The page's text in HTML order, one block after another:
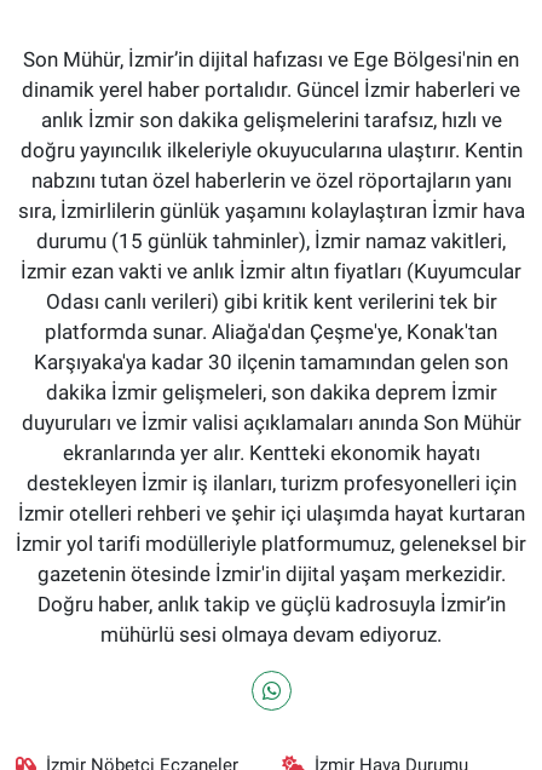
Son Mühür, İzmir’in dijital hafızası ve Ege Bölgesi'nin en
dinamik yerel haber portalıdır. Güncel İzmir haberleri ve
anlık İzmir son dakika gelişmelerini tarafsız, hızlı ve
doğru yayıncılık ilkeleriyle okuyucularına ulaştırır. Kentin
nabzını tutan özel haberlerin ve özel röportajların yanı
sıra, İzmirlilerin günlük yaşamını kolaylaştıran İzmir hava
durumu (15 günlük tahminler), İzmir namaz vakitleri,
İzmir ezan vakti ve anlık İzmir altın fiyatları (Kuyumcular
Odası canlı verileri) gibi kritik kent verilerini tek bir
platformda sunar. Aliağa'dan Çeşme'ye, Konak'tan
Karşıyaka'ya kadar 30 ilçenin tamamından gelen son
dakika İzmir gelişmeleri, son dakika deprem İzmir
duyuruları ve İzmir valisi açıklamaları anında Son Mühür
ekranlarında yer alır. Kentteki ekonomik hayatı
destekleyen İzmir iş ilanları, turizm profesyonelleri için
İzmir otelleri rehberi ve şehir içi ulaşımda hayat kurtaran
İzmir yol tarifi modülleriyle platformumuz, geleneksel bir
gazetenin ötesinde İzmir'in dijital yaşam merkezidir.
Doğru haber, anlık takip ve güçlü kadrosuyla İzmir’in
mühürlü sesi olmaya devam ediyoruz.
İzmir Nöbetçi Eczaneler İzmir Hava Durumu